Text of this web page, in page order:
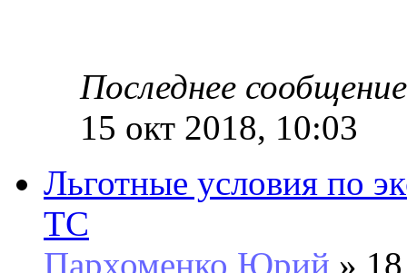
Последнее
15 окт 2018, 10:03
Льготные условия по
ТС
Пархоменко Юрий »